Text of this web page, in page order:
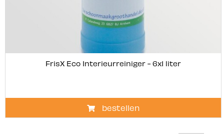
FrisX Eco Interieurreiniger - 6x1 liter
bestellen